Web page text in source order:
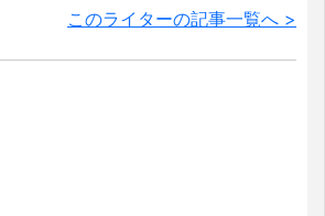
このライターの記事一覧へ >
ニエンスストア